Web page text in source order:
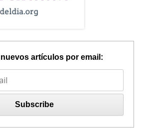
artículos por email: